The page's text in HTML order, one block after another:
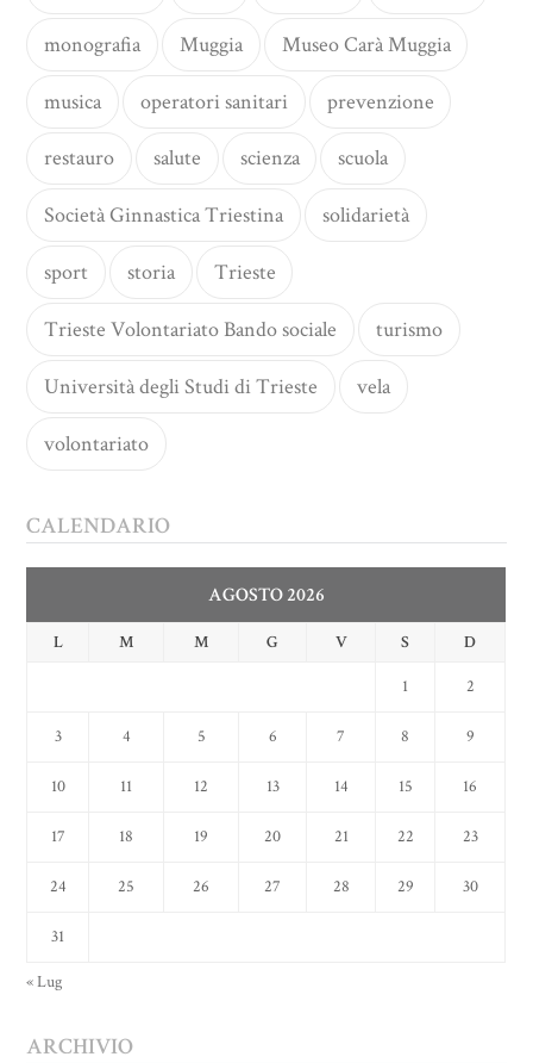
monografia Muggia Museo Carà Muggia
musica operatori sanitari prevenzione
restauro salute scienza scuola
Società Ginnastica Triestina solidarietà
sport storia Trieste
Trieste Volontariato Bando sociale turismo
Università degli Studi di Trieste vela
volontariato
CALENDARIO
AGOSTO 2026
L M M G V S D
1 2
3 4 5 6 7 8 9
10 11 12 13 14 15 16
17 18 19 20 21 22 23
24 25 26 27 28 29 30
31
« Lug
ARCHIVIO